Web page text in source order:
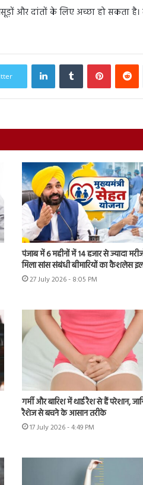
और दांतों के लिए अच्छा हो सकता
LinkedInTumblr Pinterest
पंजाब में 6 महीनों में 14 हजार से ज्यादा
मिला सांस संबंधी बीमारियों का कैशलेस
27 July 2026 - 8:05 PM
गर्मी और बारिश में थाई रैश से हैं परेशान,
रैशेज से बचने के आसान तरीके
17 July 2026 - 4:49 PM